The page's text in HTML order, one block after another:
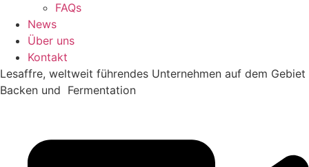
FAQs
News
Über uns
Kontakt
Lesaffre, weltweit führendes Unternehmen auf dem Gebiet
Backen und Fermentation